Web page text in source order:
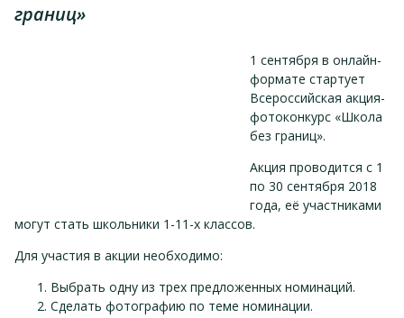
границ»
1 сентября в онлайн-
формате стартует
Всероссийская акция-
фотоконкурс «Школа
без границ».
Акция проводится с 1
по 30 сентября 2018
года, её участниками
могут стать школьники 1-11-х классов.
Для участия в акции необходимо:
Выбрать одну из трех предложенных номинаций.
Сделать фотографию по теме номинации.